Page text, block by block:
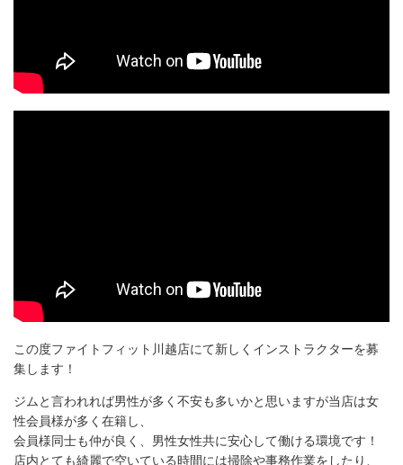
この度ファイトフィット川越店にて新しくインストラクターを募
集します！
ジムと言われれば男性が多く不安も多いかと思いますが当店は女
性会員様が多く在籍し、
会員様同士も仲が良く、男性女性共に安心して働ける環境です！
店内とても綺麗で空いている時間には掃除や事務作業をしたり、